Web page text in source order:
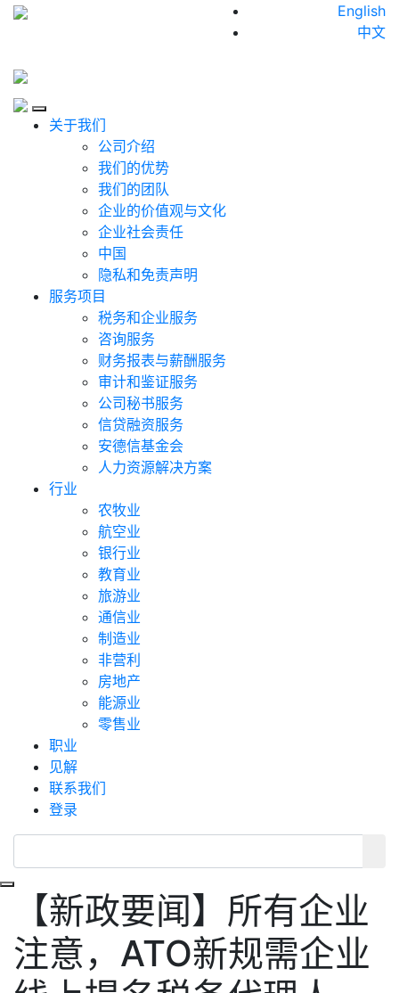
Skip to content
English
中文
Close
关于我们
公司介绍
我们的优势
我们的团队
企业的价值观与文化
企业社会责任
中国
隐私和免责声明
服务项目
税务和企业服务
咨询服务
财务报表与薪酬服务
审计和鉴证服务
公司秘书服务
信贷融资服务
安德信基金会
人力资源解决方案
行业
农牧业
航空业
银行业
教育业
旅游业
通信业
制造业
非营利
房地产
能源业
零售业
职业
见解
联系我们
登录
Toggle navigation
【新政要闻】所有企业
注意，ATO新规需企业